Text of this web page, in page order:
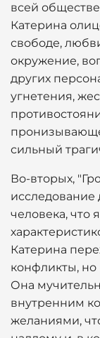
всей
Катерина
свободе,
окружение,
других
угнетения,
сильный
Во-вторых,
человека, что
Катерина
конфликты,
Она
внутренним
желаниями,